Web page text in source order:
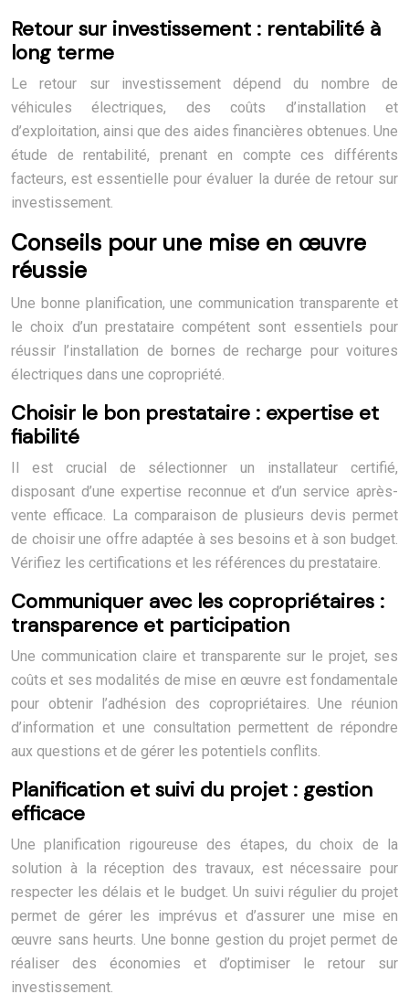
Retour sur investissement : rentabilité à
long terme
Le retour sur investissement dépend du nombre de
véhicules électriques, des coûts d’installation et
d’exploitation, ainsi que des aides financières obtenues. Une
étude de rentabilité, prenant en compte ces différents
facteurs, est essentielle pour évaluer la durée de retour sur
investissement.
Conseils pour une mise en œuvre
réussie
Une bonne planification, une communication transparente et
le choix d’un prestataire compétent sont essentiels pour
réussir l’installation de bornes de recharge pour voitures
électriques dans une copropriété.
Choisir le bon prestataire : expertise et
fiabilité
Il est crucial de sélectionner un installateur certifié,
disposant d’une expertise reconnue et d’un service après-
vente efficace. La comparaison de plusieurs devis permet
de choisir une offre adaptée à ses besoins et à son budget.
Vérifiez les certifications et les références du prestataire.
Communiquer avec les copropriétaires :
transparence et participation
Une communication claire et transparente sur le projet, ses
coûts et ses modalités de mise en œuvre est fondamentale
pour obtenir l’adhésion des copropriétaires. Une réunion
d’information et une consultation permettent de répondre
aux questions et de gérer les potentiels conflits.
Planification et suivi du projet : gestion
efficace
Une planification rigoureuse des étapes, du choix de la
solution à la réception des travaux, est nécessaire pour
respecter les délais et le budget. Un suivi régulier du projet
permet de gérer les imprévus et d’assurer une mise en
œuvre sans heurts. Une bonne gestion du projet permet de
réaliser des économies et d’optimiser le retour sur
investissement.